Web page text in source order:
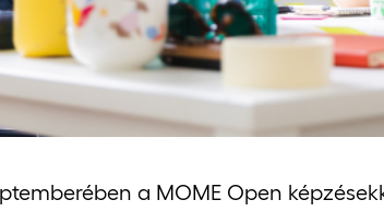
a MOME Open